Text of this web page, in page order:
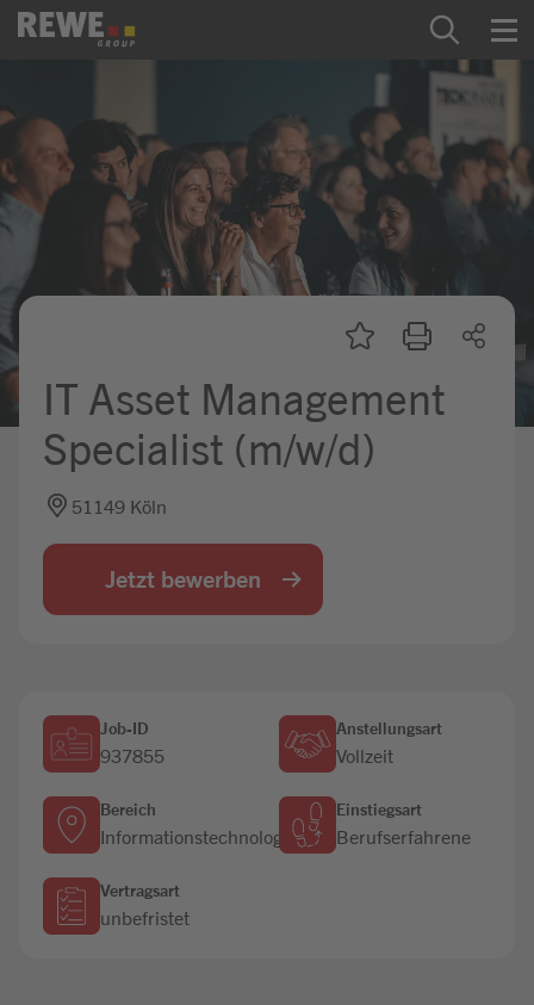
Zum Inhalt springen
Startseite
REWE Group als Arbeitgeber
Ausbildung & Studium
Praktikum & Werkstudium
Mein Kandidat:innenprofil
IT Asset Management
Specialist (m/w/d)
51149 Köln
Jetzt bewerben
Job-ID
937855
Anstellungsart
Vollzeit
Bereich
Informationstechnologie
Einstiegsart
Berufserfahrene
Vertragsart
unbefristet